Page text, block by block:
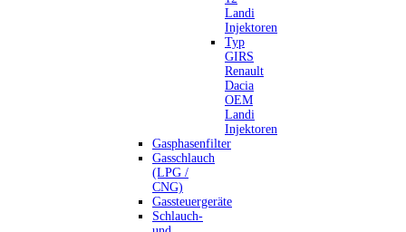
Landi
Injektoren
Typ
GIRS
Renault
Dacia
OEM
Landi
Injektoren
Gasphasenfilter
Gasschlauch
(LPG /
CNG)
Gassteuergeräte
Schlauch-